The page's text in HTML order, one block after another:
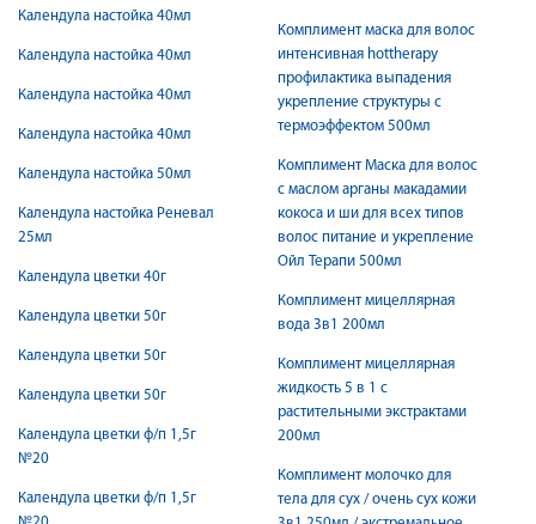
Календула настойка 40мл
Календула настойка 40мл
Календула настойка 40мл
Календула настойка 40мл
Календула настойка 50мл
Календула настойка Реневал
25мл
Календула цветки 40г
Календула цветки 50г
Календула цветки 50г
Календула цветки 50г
Календула цветки ф/п 1,5г
№20
Календула цветки ф/п 1,5г
Комплимент маска для волос
интенсивная hottherapy
профилактика выпадения
укрепление структуры с
термоэффектом 500мл
Комплимент Маска для волос
с маслом арганы макадамии
кокоса и ши для всех типов
волос питание и укрепление
Ойл Терапи 500мл
Комплимент мицеллярная
вода 3в1 200мл
Комплимент мицеллярная
жидкость 5 в 1 с
растительными экстрактами
200мл
Комплимент молочко для
тела для сух / очень сух кожи